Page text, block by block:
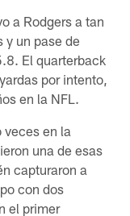
a Rodgers a tan
y un pase de
El quarterback
por intento,
en la NFL.
veces en la
una de esas
capturaron a
con dos
el primer